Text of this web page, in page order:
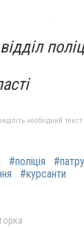
необхідний
#поліція
#курсанти